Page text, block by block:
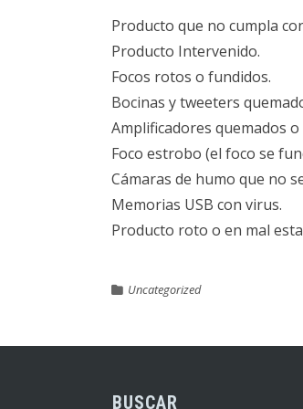
Producto que no cumpla
Producto Intervenido.
Focos rotos o fundidos.
Bocinas y tweeters
Amplificadores quemados o
Foco estrobo (el foco se
Cámaras de humo que no
Memorias USB con virus.
Producto roto o en mal
Uncategorized
BUSCAR